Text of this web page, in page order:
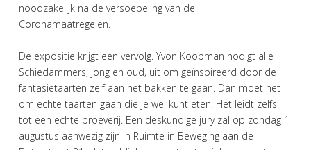
noodzakelijk na de versoepeling van de
Coronamaatregelen.
De expositie krijgt een vervolg. Yvon Koopman nodigt alle
Schiedammers, jong en oud, uit om geïnspireerd door de
fantasietaarten zelf aan het bakken te gaan. Dan moet het
om echte taarten gaan die je wel kunt eten. Het leidt zelfs
tot een echte proeverij. Een deskundige jury zal op zondag 1
augustus aanwezig zijn in Ruimte in Beweging aan de